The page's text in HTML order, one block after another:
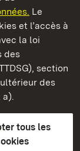
Le
et l’accès à
la loi
des
section
des
a).
tous les
légales